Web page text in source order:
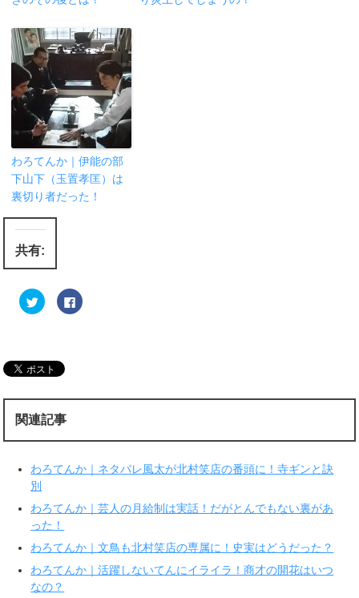
わろてんか｜伊能の部
下山下（玉置孝匡）は
裏切り者だった！
共有:
ク
リ
w
i
e
r
で
有
新
し
い
ウ
ン
ド
ウ
開
ま
す
)
F
a
す
ク
ッ
ク
だ
新
い
ウ
関連記事
わろてんか｜ネタバレ風太が北村笑店の番頭に！寺ギンと訣
別
わろてんか｜芸人の月給制は実話！だがとんでもない裏があ
った！
わろてんか｜文鳥も北村笑店の専属に！史実はどうだった？
わろてんか｜活躍しないてんにイライラ！商才の開花はいつ
なの？